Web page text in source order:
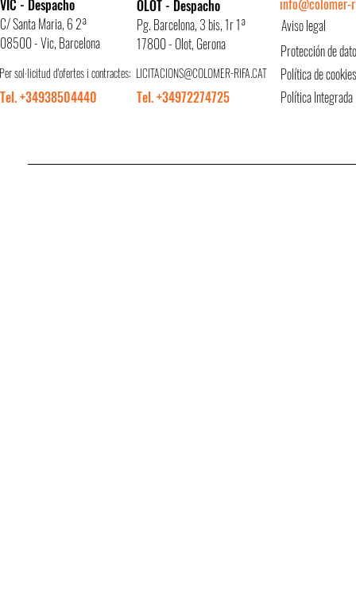
VIC - Despacho
C/ Santa Maria, 6 2ª
08500 - Vic, Barcelona
OLOT - Despacho
Pg. Barcelona, 3 bis, 1r 1ª
17800 - Olot, Gerona
Per sol·licitud d'ofertes i contractes: LICITACIONS@COLOMER-RIFA.CAT
Tel. +34938504440 Tel. +34972274725
Aviso legal
Protección de
Política de cookies
Política Integrada